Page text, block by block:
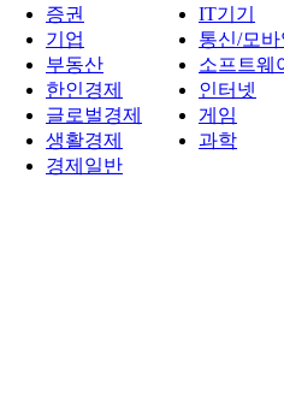
증권
기업
부동산
한인경제
글로벌경제
생활경제
경제일반
IT기기
통신/모
소프트웨
인터넷
게임
과학